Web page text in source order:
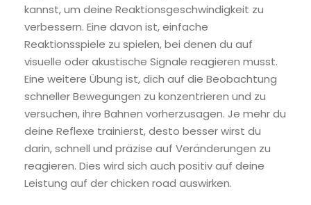
kannst, um deine Reaktionsgeschwindigkeit zu
verbessern. Eine davon ist, einfache
Reaktionsspiele zu spielen, bei denen du auf
visuelle oder akustische Signale reagieren musst.
Eine weitere Übung ist, dich auf die Beobachtung
schneller Bewegungen zu konzentrieren und zu
versuchen, ihre Bahnen vorherzusagen. Je mehr du
deine Reflexe trainierst, desto besser wirst du
darin, schnell und präzise auf Veränderungen zu
reagieren. Dies wird sich auch positiv auf deine
Leistung auf der chicken road auswirken.